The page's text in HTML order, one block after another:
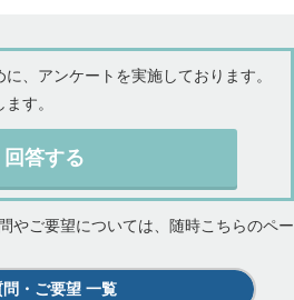
、アンケートを実施しております。
す。
回答する
やご要望については、随時こちらのペー
問・ご要望 一覧